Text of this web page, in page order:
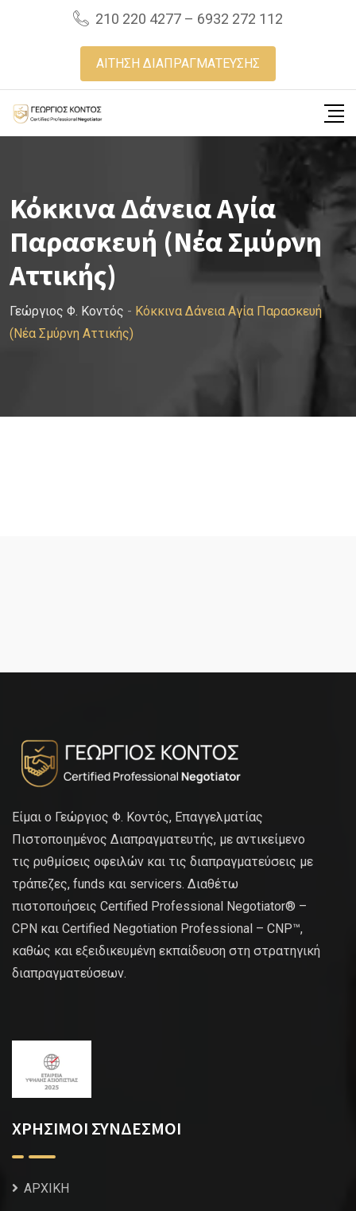
210 220 4277 – 6932 272 112
ΑΙΤΗΣΗ ΔΙΑΠΡΑΓΜΑΤΕΥΣΗΣ
Κόκκινα Δάνεια Αγία
Παρασκευή (Νέα Σμύρνη
Αττικής)
Γεώργιος Φ. Κοντός - Κόκκινα Δάνεια Αγία Παρασκευή
(Νέα Σμύρνη Αττικής)
Είμαι ο Γεώργιος Φ. Κοντός, Επαγγελματίας
Πιστοποιημένος Διαπραγματευτής, με αντικείμενο
τις ρυθμίσεις οφειλών και τις διαπραγματεύσεις με
τράπεζες, funds και servicers. Διαθέτω
πιστοποιήσεις Certified Professional Negotiator® –
CPN και Certified Negotiation Professional – CNP™,
καθώς και εξειδικευμένη εκπαίδευση στη στρατηγική
διαπραγματεύσεων.
ΧΡΗΣΙΜΟΙ ΣΥΝΔΕΣΜΟΙ
ΑΡΧΙΚΗ